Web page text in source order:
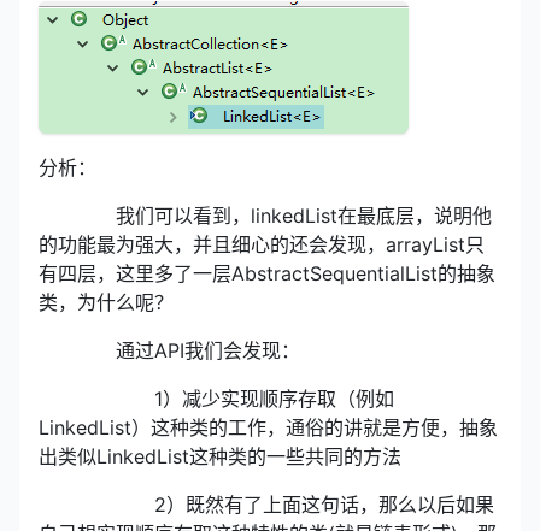
分析：
我们可以看到，linkedList在最底层，说明他
的功能最为强大，并且细心的还会发现，arrayList只
有四层，这里多了一层AbstractSequentialList的抽象
类，为什么呢？
通过API我们会发现：
1）减少实现顺序存取（例如
LinkedList）这种类的工作，通俗的讲就是方便，抽象
出类似LinkedList这种类的一些共同的方法
2）既然有了上面这句话，那么以后如果